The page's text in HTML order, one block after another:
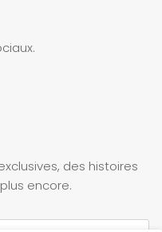
des histoires
encore.